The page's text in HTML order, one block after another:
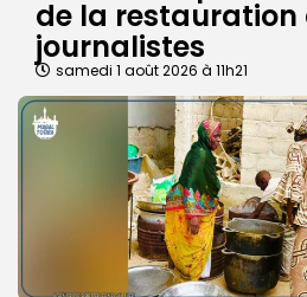
de la restauration
journalistes
samedi 1 août 2026 à 11h21